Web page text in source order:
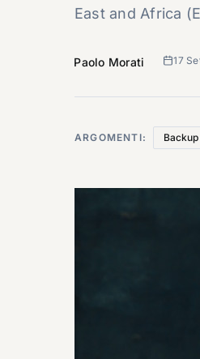
East and Africa
Paolo Morati 17
ARGOMENTI: Backup